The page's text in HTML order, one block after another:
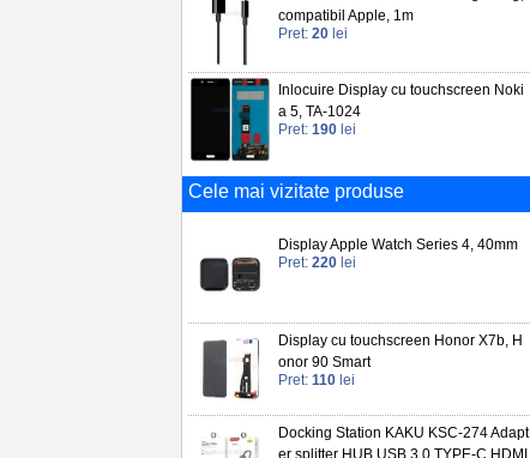
compatibil Apple, 1m
Pret: 20 lei
Inlocuire Display cu touchscreen Noki
a 5, TA-1024
Pret: 190 lei
Cele mai vizitate produse
Display Apple Watch Series 4, 40mm
Pret: 220 lei
Display cu touchscreen Honor X7b, H
onor 90 Smart
Pret: 110 lei
Docking Station KAKU KSC-274 Adapt
er splitter HUB USB 3.0 TYPE-C HDMI